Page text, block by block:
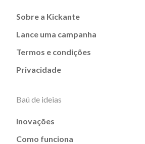
Sobre a Kickante
Lance uma campanha
Termos e condições
Privacidade
Baú de ideias
Inovações
Como funciona